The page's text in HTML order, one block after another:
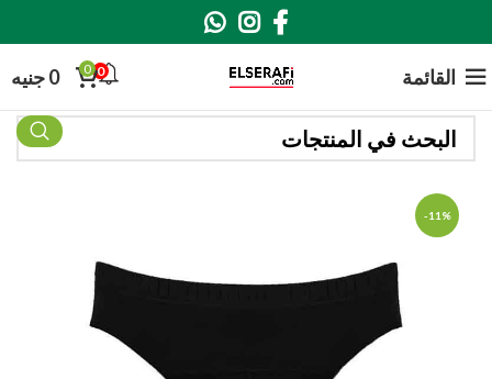
القائمة 0
0
0جنيه
-11%